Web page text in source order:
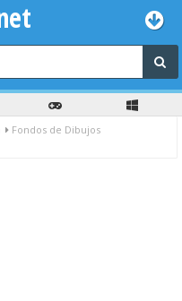
Fondos de Dibujos